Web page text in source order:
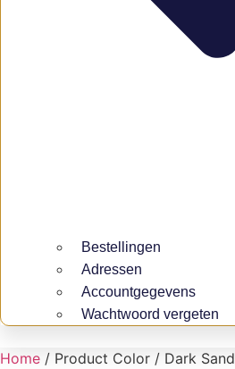
Bestellingen
Adressen
Accountgegevens
Wachtwoord vergeten
Home / Product Color / Dark Sand